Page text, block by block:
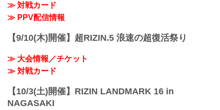
≫ 対戦カード
≫ PPV配信情報
【9/10(木)開催】超RIZIN.5 浪速の超復活祭り
≫ 大会情報／チケット
≫ 対戦カード
【10/3(土)開催】RIZIN LANDMARK 16 in
NAGASAKI